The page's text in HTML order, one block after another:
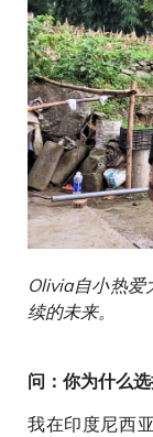
Olivia自小热爱
续的未来。
问：你为什么
我在印度尼西